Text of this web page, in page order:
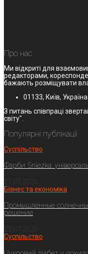
Про нас
Ми відкриті для
редакторами,
бажають розміщувати
01133, Київ, Україна
З питань співпраці
світу".
Популярні публікації
Суспільство
Фарби Sniezka:
Бізнес та економіка
Промышленные
решение
Суспільство